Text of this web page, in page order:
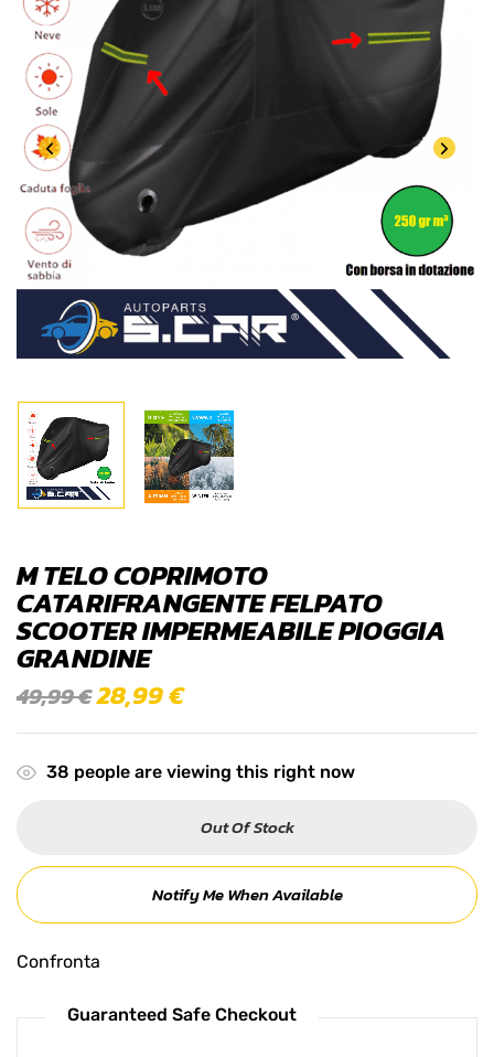
M TELO COPRIMOTO
CATARIFRANGENTE FELPATO
SCOOTER IMPERMEABILE PIOGGIA
GRANDINE
49,99€28,99€
38 people are viewing this right now
Out Of Stock
Notify Me When Available
Confronta
Guaranteed Safe Checkout